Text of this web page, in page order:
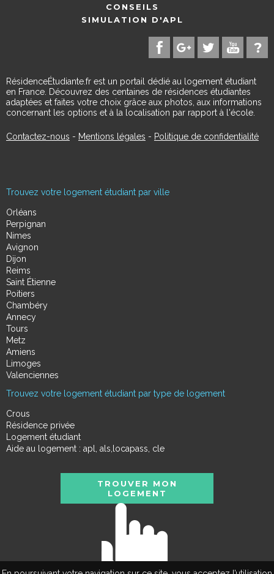
CONSEILS
SIMULATION D'APL
RésidenceÉtudiante.fr est un portail dédié au logement étudiant
en France. Découvrez des centaines de résidences étudiantes
adaptées et faites votre choix grâce aux photos, aux informations
concernant les options et à la localisation par rapport à l'école.
Contactez-nous - Mentions légales - Politique de confidentialité
Trouvez votre logement étudiant par ville
Orléans
Perpignan
Nimes
Avignon
Dijon
Reims
Saint Étienne
Poitiers
Chambéry
Annecy
Tours
Metz
Amiens
Limoges
Valenciennes
Trouvez votre logement étudiant par type de logement
Crous
Résidence privée
Logement étudiant
Aide au logement : apl, als,locapass, cle
TROUVER MON
LOGEMENT